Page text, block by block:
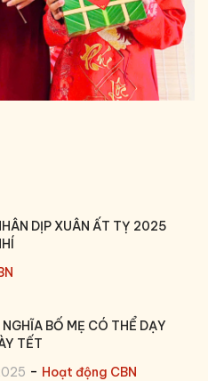
DỊP XUÂN ẤT TỴ 2025
BỐ MẸ CÓ THỂ DẠY
TẾT
- Hoạt động CBN